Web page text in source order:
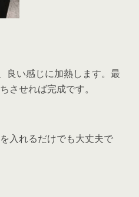
良い感じに加熱します。最
させれば完成です。
入れるだけでも大丈夫で